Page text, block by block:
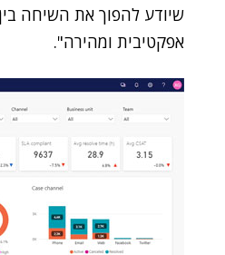
שיודע להפוך את השיחה
אפקטיבית ומהירה".